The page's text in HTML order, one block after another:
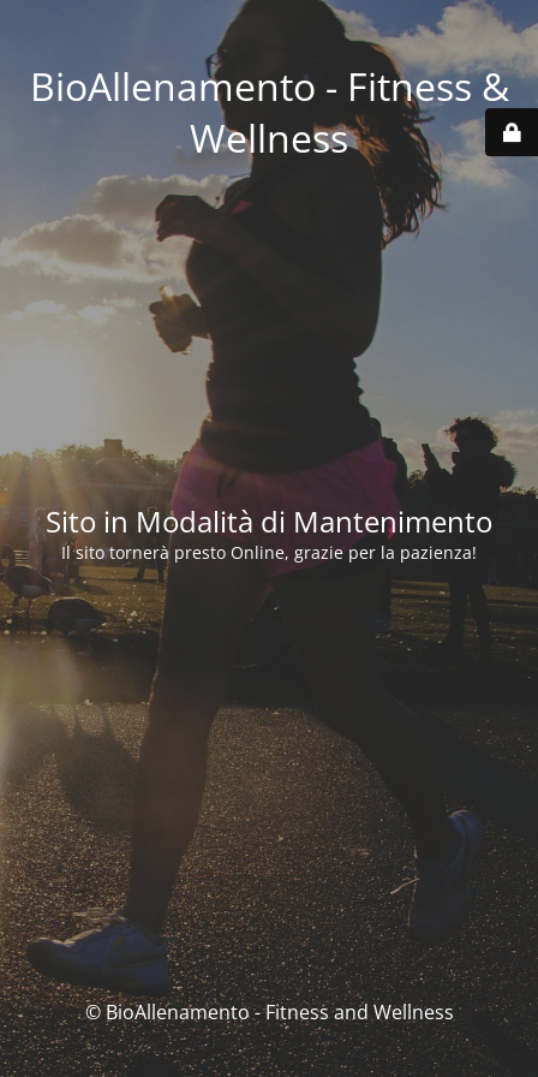
BioAllenamento - Fitness &
Wellness
Sito in Modalità di Mantenimento
Il sito tornerà presto Online, grazie per la pazienza!
© BioAllenamento - Fitness and Wellness